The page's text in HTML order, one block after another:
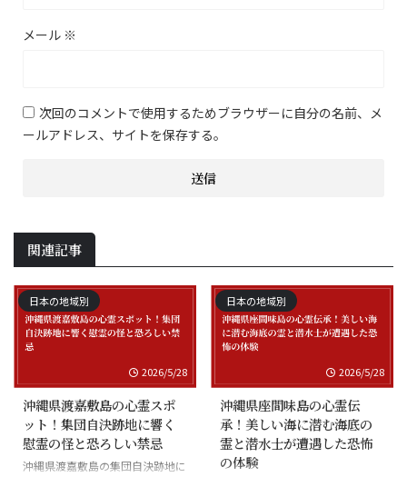
メール ※
次回のコメントで使用するためブラウザーに自分の名前、メ
ールアドレス、サイトを保存する。
関連記事
日本の地域別
2026/5/28
沖縄県渡嘉敷島の心霊スポ
ット！集団自決跡地に響く
慰霊の怪と恐ろしい禁忌
沖縄県渡嘉敷島の集団自決跡地に
日本の地域別
2026/5/28
沖縄県座間味島の心霊伝
承！美しい海に潜む海底の
霊と潜水士が遭遇した恐怖
の体験